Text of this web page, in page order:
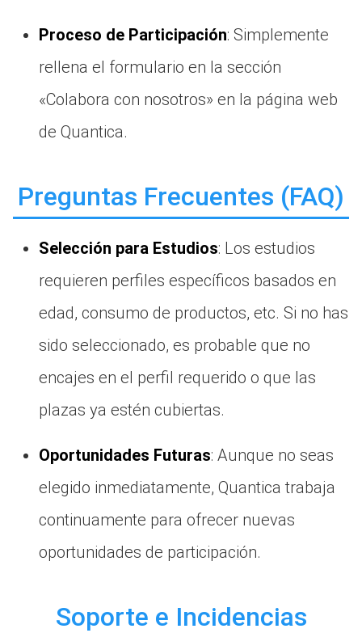
Proceso de Participación: Simplemente
rellena el formulario en la sección
«Colabora con nosotros» en la página web
de Quantica.
Preguntas Frecuentes (FAQ)
Selección para Estudios: Los estudios
requieren perfiles específicos basados en
edad, consumo de productos, etc. Si no has
sido seleccionado, es probable que no
encajes en el perfil requerido o que las
plazas ya estén cubiertas.
Oportunidades Futuras: Aunque no seas
elegido inmediatamente, Quantica trabaja
continuamente para ofrecer nuevas
oportunidades de participación.
Soporte e Incidencias